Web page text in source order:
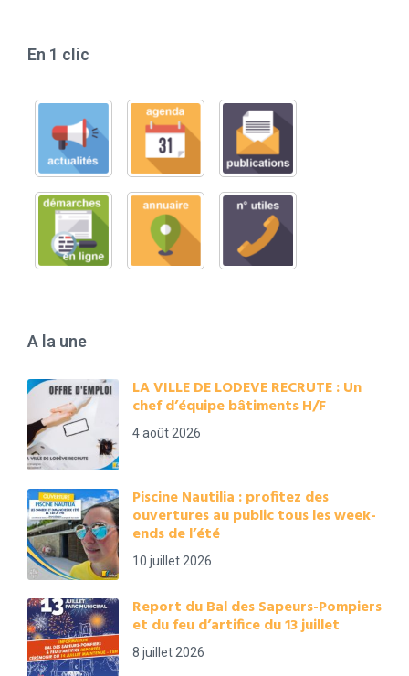
En 1 clic
A la une
LA VILLE DE LODEVE RECRUTE : Un
chef d’équipe bâtiments H/F
4 août 2026
Piscine Nautilia : profitez des
ouvertures au public tous les week-
ends de l’été
10 juillet 2026
Report du Bal des Sapeurs-Pompiers
et du feu d’artifice du 13 juillet
8 juillet 2026